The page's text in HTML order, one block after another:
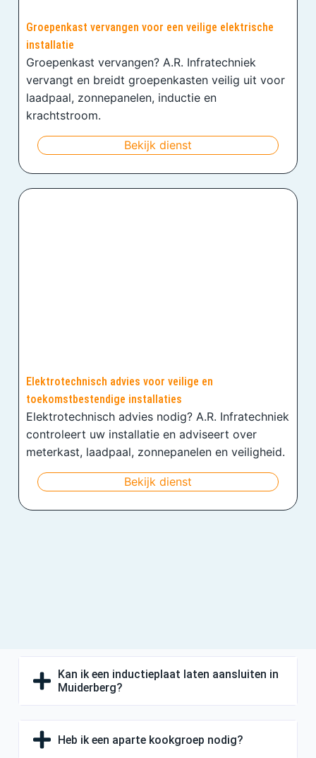
Groepenkast vervangen voor een veilige elektrische
installatie
Groepenkast vervangen? A.R. Infratechniek
vervangt en breidt groepenkasten veilig uit voor
laadpaal, zonnepanelen, inductie en
krachtstroom.
Bekijk dienst
Elektrotechnisch advies voor veilige en
toekomstbestendige installaties
Elektrotechnisch advies nodig? A.R. Infratechniek
controleert uw installatie en adviseert over
meterkast, laadpaal, zonnepanelen en veiligheid.
Bekijk dienst
Kan ik een inductieplaat laten aansluiten in
Muiderberg?
Heb ik een aparte kookgroep nodig?